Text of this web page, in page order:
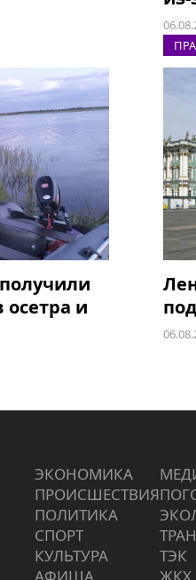
и
ЭКОНОМИКА
ПРОИCШЕСТВИЯ
ПОЛИТИКА
СПОРТ
КУЛЬТУРА
АФИША
ТЭК
ЖКХ